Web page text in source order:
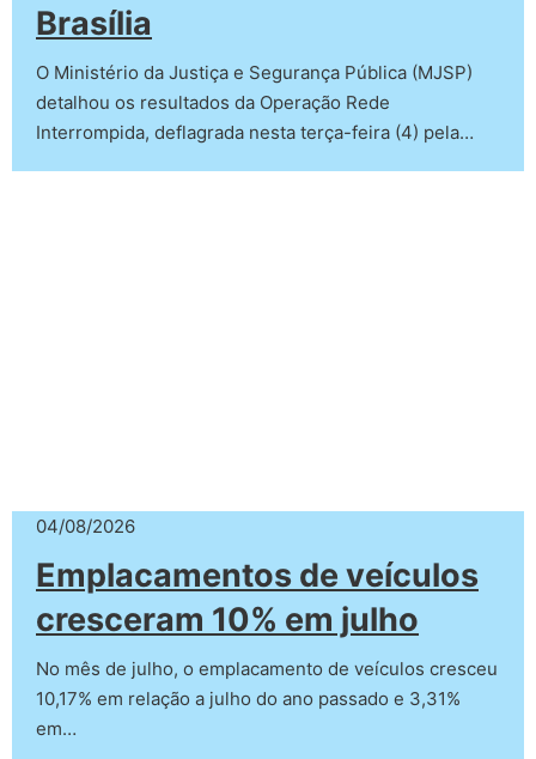
Brasília
O Ministério da Justiça e Segurança Pública (MJSP)
detalhou os resultados da Operação Rede
Interrompida, deflagrada nesta terça-feira (4) pela…
04/08/2026
Emplacamentos de veículos
cresceram 10% em julho
No mês de julho, o emplacamento de veículos cresceu
10,17% em relação a julho do ano passado e 3,31%
em…